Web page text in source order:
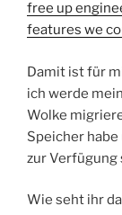
free up
features we
Damit ist für
ich werde
Wolke
Speicher habe
zur Verfügung
Wie seht ihr